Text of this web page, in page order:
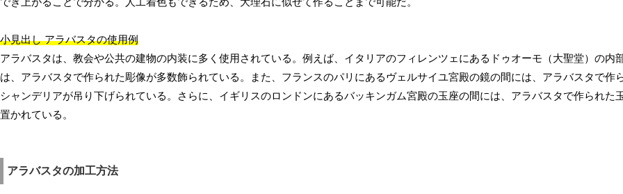
でき上がることで分かる。人工着色もできるため、大理石に似せて作ることまで可能だ。
小見出し アラバスタの使用例
アラバスタは、教会や公共の建物の内装に多く使用されている。例えば、イタリアのフィレンツェにあるドゥオーモ（大聖堂）の内
は、アラバスタで作られた彫像が多数飾られている。また、フランスのパリにあるヴェルサイユ宮殿の鏡の間には、アラバスタで作
シャンデリアが吊り下げられている。さらに、イギリスのロンドンにあるバッキンガム宮殿の玉座の間には、アラバスタで作られた
置かれている。
アラバスタの加工方法